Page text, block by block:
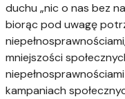
duchu „nic o nas bez
biorąc pod uwagę
mniejszości
kampaniach